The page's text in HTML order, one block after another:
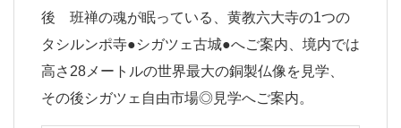
後 班禅の魂が眠っている、黄教六大寺の1つの
タシルンポ寺●シガツェ古城●へご案内、境内では
高さ28メートルの世界最大の銅製仏像を見学、
その後シガツェ自由市場◎見学へご案内。